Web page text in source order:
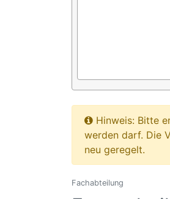
Hinweis: Bitte
werden darf. Die
neu geregelt.
Fachabteilung